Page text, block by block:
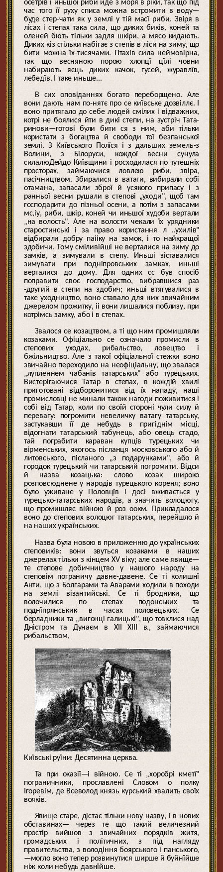
осетрів і иньшої риби йде з моря в ріки, так що під
час того її руху списа можна встромити в воду—
буде стер-чати як у землі у тій масї риби. Звіря в
лісах і степах така сила, що диких биків, коней та
оленей бють тільки задля шкіри, а мясо кидають.
Диких кіз стільки набігає з степів в ліси на зиму, що
бити можна їх-тисячами. Птахів сила неймовірна,
так що весняною порою хлопцї цїлі човни
набирають яєць диких качок, гусей, журавлїв,
лебедїв. І таке иньше...
В сих оповіданнях богато переборщено. Але
вони дають нам по-нятє про се київське дозвіллє. І
воно притягало до себе людей смілих і відважних,
котрі не боялися йти в дикі степи, на зустріч Тата-
ринови—готові були бити ся з ним, аби тільки
користати з богацтва й свободи тої безпанської
землі. З Київського Полїся і з дальших земель-з
Волини, з Білоруси, кождої весни сунула
силалюДейдо Київщини і росходилася по тутешніх
просторах, займаючися ловлею риби, звіра,
пасічництвом. Збиралися в ватаги, вибирали собі
отамана, запасали зброї й усякого припасу і з
ранньої весни рушали в степові „уходи", щоб там
господарити до пізньої осени, а потім з запасами
мс,іу, риби, шкір, коней чи иньшої худоби вертали
„на волость". Але на волости чекали їх урядники
старостинські і за право користання л ..ухилів"
відбирали добру паііку на замок, і то найкращої
здобичи. Тому сміливійші не верталися на зиму до
замків, а зимували в степу. Иньші зіставалися
зимувати при подніпровських замках, иньші
верталися до дому. Для одних сс був спосіб
поправити своє господарство, вибравшися раз
-другий в степи на здобич; иньші втягувалися в
таке уходництво, воно ставало для них звичайним
джерелом прожитку, іі вони лишалися поблизу, при
котрімсь замку, або і в степах.
Звалося се козацтвом, а ті що ним промишляли
козаками. Офіціально се означало промисли в
степових уходах, рибальство, ловецтво і
бжільництво. Але з такої офіціальної стежки воно
звичайно переходило на неофіціальну, що звалася
„лупленнем чабанів татарських" або турецьких.
Вистерігаючися Татар в степах, в кождій хвилі
приготовані відборонитися від їх нападу, наші
промисловці не минали також нагоди поживитися і
собі від Татар, коли по своїй стороні чули силу й
перевагу: погромити невеличку ватагу татарську,
застукавши її де небудь в пригіднім місці,
відогнати татарський табунець, або овець стадо,
тай пограбити караван купців турецьких чи
вірменських, якогось післанця московського або й
литовського, післаного „з подарунками", або й
городок турецький чи татарський погромити. Відси
й назва козацька: слово козак широко
розповсюднене у народів турецького кореня; воно
було уживане у Половцїв і досі вживається у
турецько-татарських народів, а значить волоцюгу,
що промишляє війною й роз оокм. Прикладалося
воно до степових волоцюг татарських, перейшло й
на наших українських.
Назва була новою в приложенню до українських
степовиків: вони звуться козаками в наших
джерелах тільки з кінцем XV віку; але саме явище—
те степове добичництво у нашого народу на
степовім пограничу давнє-давене. Се ті колишнї
Анти, що з Болгарами та Аварами ходили в походи
на землі візантийські. Се ті бродники, що
волочилися по степах подонських та
поднїпрянськик в часах половецьких. Се
берладники та „вигонці галицькі", що товклися над
Дністром та Дунаєм в XII XIII в., займаючися
рибальством,
Київські руїни: Десятинна церква.
Та при оказії—і війною. Се ті „хоробрі кметї"
пограничники, прославлені Словом о полку
Ігоревім, де Всеволод князь курський хвалить своїх
вояків.
Явище старе, дістає тільки нову назву, і в нових
обставинах— через те що такий величезний
простір вийшов з звичайних порядків житя,
громадських і політичних, з під нагляду
правительства, з володіння боярського і панського,
—могло воно тепер розвинутися ширше й буйнїйше
ніж коли небудь давнїйше.